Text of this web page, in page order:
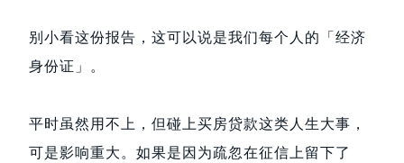
别小看这份报告，这可以说是我们每个人的「经济
身份证」。
平时虽然用不上，但碰上买房贷款这类人生大事，
可是影响重大。如果是因为疏忽在征信上留下了